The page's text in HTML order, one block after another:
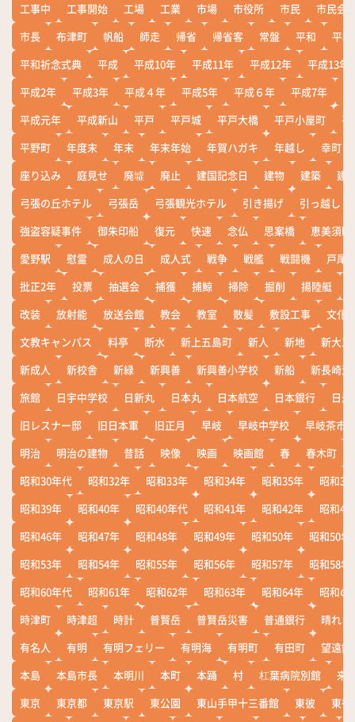
工事中
工事開始 工場 工業 市場 市役所 市民
市民会
市長
布津町 帆船 師走 帰省 帰省客 常盤 平和
平
平和祈念式典
平成 平成10年 平成11年 平成12年
平成13年
平成2年
平成3年 平成４年 平成5年 平成６年 平成7年
平成元年
平成新山 平戸 平戸城 平戸大橋 平戸小屋町
平
平野町
年度末 年末 年末年始 年賀ハガキ 年越し
幸町
座り込み
庭見せ 廃墟 廃止 建国記念日 建物 建築
建
弓張の丘ホテル
弓張岳 弓張観光ホテル 引き揚げ
引っ越し
強盗容疑事件
御朱印船 復元 快速 念仏 思案橋
恵美須町
愛野駅
慰霊 成人の日 成人式 戦争 戦艦 戦闘機
戸尾
批正2年
投票 抽選会 捕獲 捕鯨 掃除 掘削 揚陸艇
改装
放射能 放送会館 教会 教室 散髪 敷設工事
文化
文教キャンパス
料亭 断水 新上五島町 新人 新地
新大工
新成人
新校舎 新緑 新興善 新興善小学校 新船
新長崎漁
旅館
日宇中学校 日新丸 日本丸 日本航空 日本銀行
日
旧レスナー邸
旧日本軍 旧正月 早岐 早岐中学校
早岐茶市
明治
明治の建物 昔話 映像 映画 映画館 春 春木町
昭和30年代
昭和32年 昭和33年 昭和34年 昭和35年
昭和36
昭和39年
昭和40年 昭和40年代 昭和41年 昭和42年
昭和43
昭和46年
昭和47年 昭和48年 昭和49年 昭和50年
昭和50年
昭和53年
昭和54年 昭和55年 昭和56年 昭和57年
昭和58年
昭和60年代
昭和61年 昭和62年 昭和63年 昭和64年
昭和の
時津町
時津超 時計 普賢岳 普賢岳災害 普通銀行
晴れ
有名人
有明 有明フェリー 有明海 有明町 有田町
望遠鏡
本島
本島市長 本明川 本町 本踊 村 杠葉病院別館
来
東京
東京都 東京駅 東公園 東山手甲十三番館 東彼 東彼